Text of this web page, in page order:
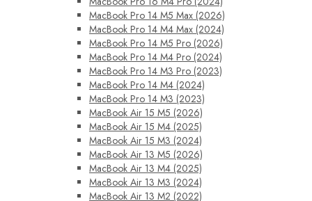
MacBook Pro 14 M5 Max (2026)
MacBook Pro 14 M4 Max (2024)
MacBook Pro 14 M5 Pro (2026)
MacBook Pro 14 M4 Pro (2024)
MacBook Pro 14 M3 Pro (2023)
MacBook Pro 14 M4 (2024)
MacBook Pro 14 M3 (2023)
MacBook Air 15 M5 (2026)
MacBook Air 15 M4 (2025)
MacBook Air 15 M3 (2024)
MacBook Air 13 M5 (2026)
MacBook Air 13 M4 (2025)
MacBook Air 13 M3 (2024)
MacBook Air 13 M2 (2022)